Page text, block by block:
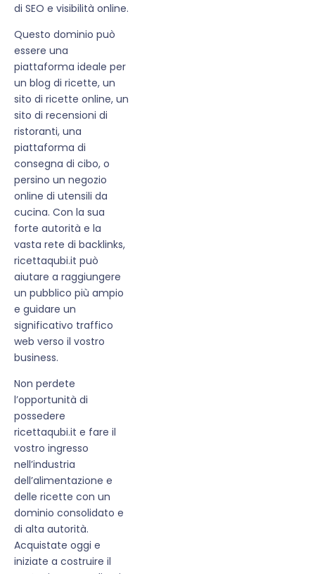
di SEO e visibilità online.
Questo dominio può
essere una
piattaforma ideale per
un blog di ricette, un
sito di ricette online, un
sito di recensioni di
ristoranti, una
piattaforma di
consegna di cibo, o
persino un negozio
online di utensili da
cucina. Con la sua
forte autorità e la
vasta rete di backlinks,
ricettaqubi.it può
aiutare a raggiungere
un pubblico più ampio
e guidare un
significativo traffico
web verso il vostro
business.
Non perdete
l’opportunità di
possedere
ricettaqubi.it e fare il
vostro ingresso
nell’industria
dell’alimentazione e
delle ricette con un
dominio consolidato e
di alta autorità.
Acquistate oggi e
iniziate a costruire il